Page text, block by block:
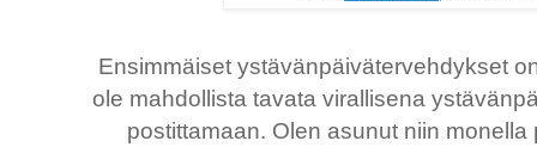
Ensimmäiset ystävänpäivätervehdykset
ole mahdollista tavata virallisena
postittamaan. Olen asunut niin